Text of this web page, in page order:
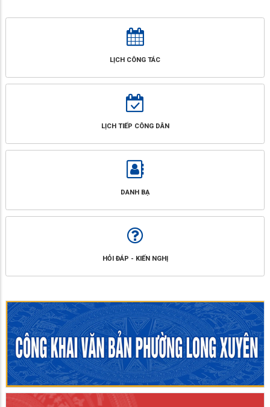
LỊCH CÔNG TÁC
LỊCH TIẾP CÔNG DÂN
DANH BẠ
HỎI ĐÁP - KIẾN NGHỊ